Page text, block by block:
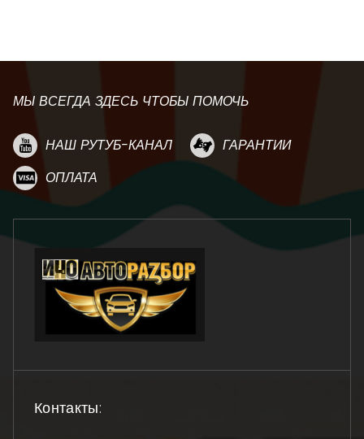
МЫ ВСЕГДА ЗДЕСЬ ЧТОБЫ ПОМОЧЬ
НАШ РУТУБ-КАНАЛ
ГАРАНТИИ
ОПЛАТА
Контакты: